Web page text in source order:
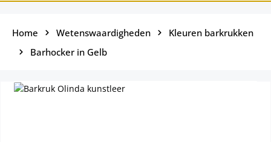
Home Wetenswaardigheden
Kleuren barkrukken
Barhocker in Gelb